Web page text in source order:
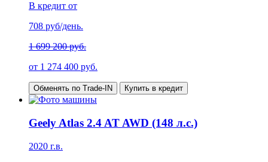
В кредит от
708 руб/день.
1 699 200 руб.
от 1 274 400 руб.
Обменять по Trade-IN Купить в кредит
Geely Atlas 2.4 AT AWD (148 л.с.)
2020 г.в.